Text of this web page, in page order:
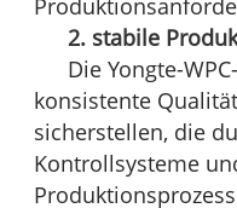
2. stabile
Die Yongte-
konsistente
sicherstellen, die
Kontrollsysteme